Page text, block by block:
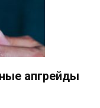
апгрейды